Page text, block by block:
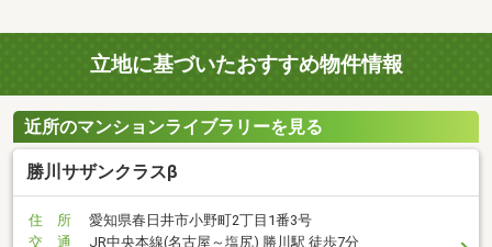
立地に基づいたおすすめ物件情報
近所のマンションライブラリーを見る
勝川サザンクラスβ
住 所
愛知県春日井市小野町2丁目1番3号
交 通
JR中央本線(名古屋～塩尻) 勝川駅 徒歩7分